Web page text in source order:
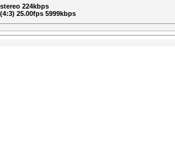
224kbps
25.00fps 5999kbps